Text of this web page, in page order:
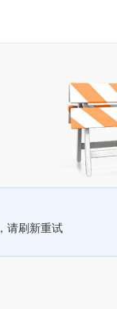
请刷新重试